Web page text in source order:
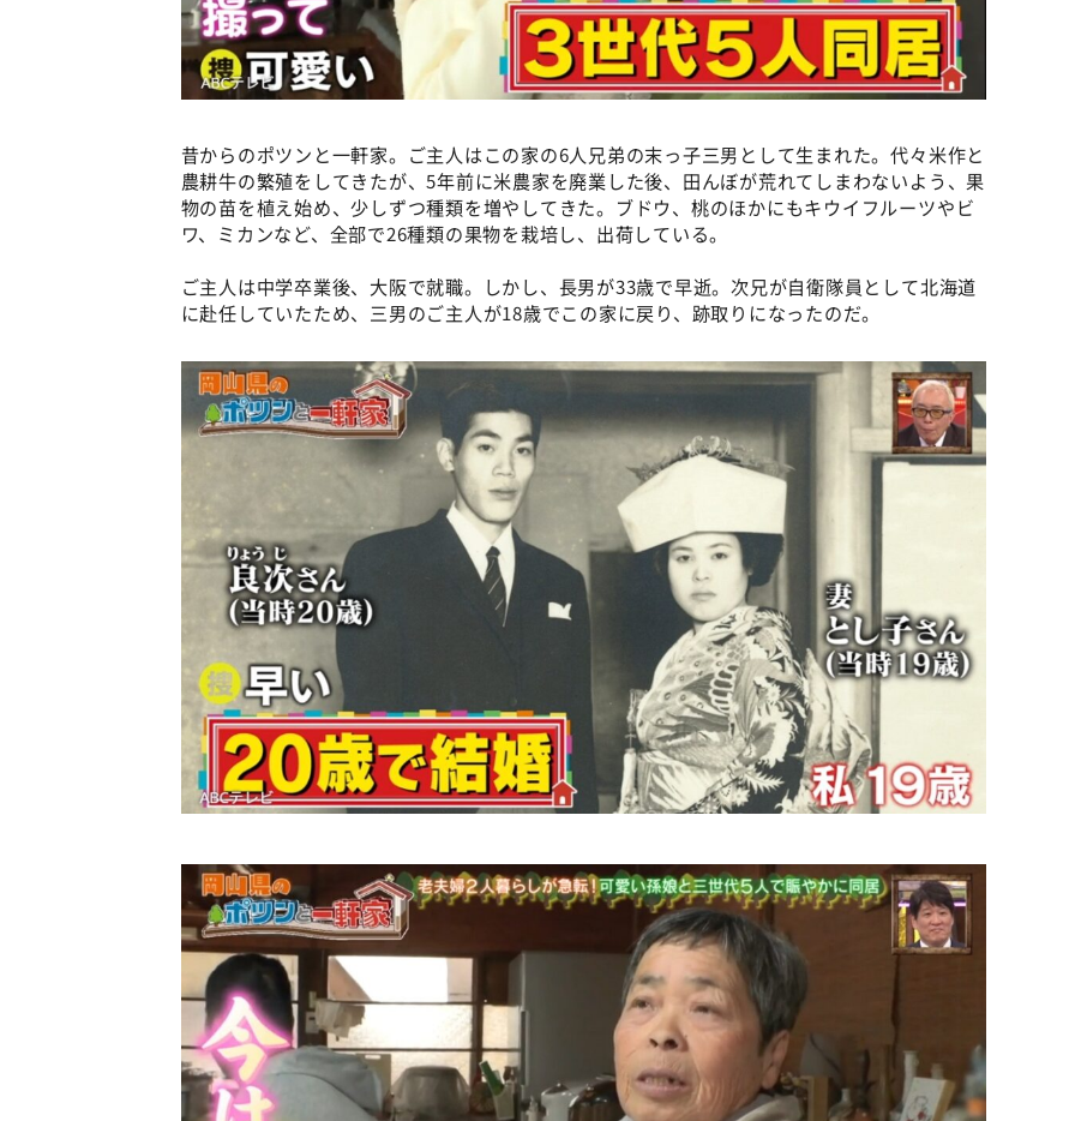
昔からのポツンと一軒家。ご主人はこの家の6人兄弟の末っ子三男として生まれた。代々米作と
農耕牛の繁殖をしてきたが、5年前に米農家を廃業した後、田んぼが荒れてしまわないよう、果
物の苗を植え始め、少しずつ種類を増やしてきた。ブドウ、桃のほかにもキウイフルーツやビ
ワ、ミカンなど、全部で26種類の果物を栽培し、出荷している。
ご主人は中学卒業後、大阪で就職。しかし、長男が33歳で早逝。次兄が自衛隊員として北海道
に赴任していたため、三男のご主人が18歳でこの家に戻り、跡取りになったのだ。